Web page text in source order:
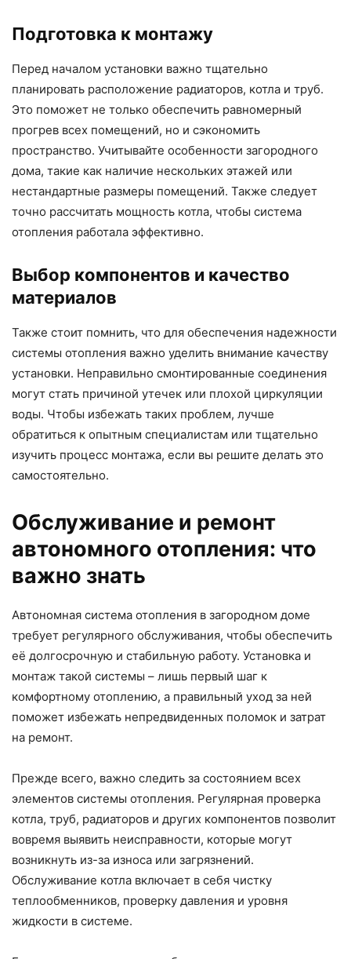
Подготовка к монтажу
Перед началом установки важно тщательно
планировать расположение радиаторов, котла и труб.
Это поможет не только обеспечить равномерный
прогрев всех помещений, но и сэкономить
пространство. Учитывайте особенности загородного
дома, такие как наличие нескольких этажей или
нестандартные размеры помещений. Также следует
точно рассчитать мощность котла, чтобы система
отопления работала эффективно.
Выбор компонентов и качество
материалов
Также стоит помнить, что для обеспечения надежности
системы отопления важно уделить внимание качеству
установки. Неправильно смонтированные соединения
могут стать причиной утечек или плохой циркуляции
воды. Чтобы избежать таких проблем, лучше
обратиться к опытным специалистам или тщательно
изучить процесс монтажа, если вы решите делать это
самостоятельно.
Обслуживание и ремонт
автономного отопления: что
важно знать
Автономная система отопления в загородном доме
требует регулярного обслуживания, чтобы обеспечить
её долгосрочную и стабильную работу. Установка и
монтаж такой системы – лишь первый шаг к
комфортному отоплению, а правильный уход за ней
поможет избежать непредвиденных поломок и затрат
на ремонт.
Прежде всего, важно следить за состоянием всех
элементов системы отопления. Регулярная проверка
котла, труб, радиаторов и других компонентов позволит
вовремя выявить неисправности, которые могут
возникнуть из-за износа или загрязнений.
Обслуживание котла включает в себя чистку
теплообменников, проверку давления и уровня
жидкости в системе.